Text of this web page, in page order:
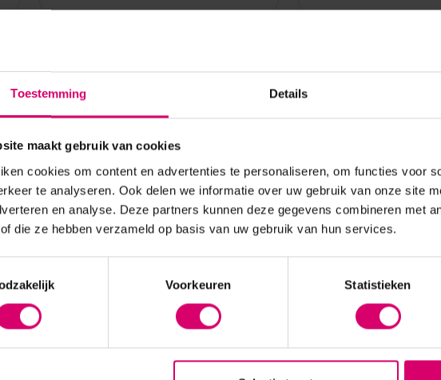
Toestemming Details
maakt gebruik van cookies
cookies om content en advertenties te personaliseren, om functies voor
te analyseren. Ook delen we informatie over uw gebruik van onze site
en analyse. Deze partners kunnen deze gegevens combineren met
die ze hebben verzameld op basis van uw gebruik van hun services.
Voorkeuren Statistieken